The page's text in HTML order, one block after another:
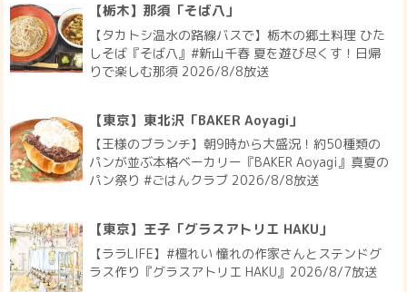
【栃木】那須「そば八」
【タカトシ温水の路線バスで】栃木の郷土料理 ひた
しそば『そば八』#新山千春 夏を遊び尽くす！日帰
りで楽しむ那須 2026/8/8放送
【東京】東北沢「BAKER Aoyagi」
【王様のブランチ】朝9時から大盛況！約50種類の
パンが並ぶ本格ベーカリー『BAKER Aoyagi』真夏の
パン祭り #ごはんクラブ 2026/8/8放送
【東京】王子「グラスアトリエ HAKU」
【ララLIFE】#檀れい 憧れの作家さんとステンドグ
ラス作り『グラスアトリエ HAKU』2026/8/7放送